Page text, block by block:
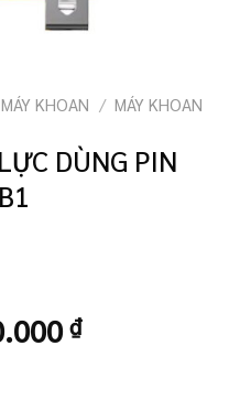
MÁY KHOAN / MÁY KHOAN
DÙNG PIN
₫Giá